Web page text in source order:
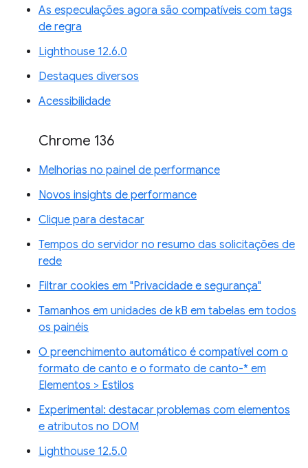
As especulações agora são compatíveis com tags
de regra
Lighthouse 12.6.0
Destaques diversos
Acessibilidade
Chrome 136
Melhorias no painel de performance
Novos insights de performance
Clique para destacar
Tempos do servidor no resumo das solicitações de
rede
Filtrar cookies em "Privacidade e segurança"
Tamanhos em unidades de kB em tabelas em todos
os painéis
O preenchimento automático é compatível com o
formato de canto e o formato de canto-* em
Elementos > Estilos
Experimental: destacar problemas com elementos
e atributos no DOM
Lighthouse 12.5.0